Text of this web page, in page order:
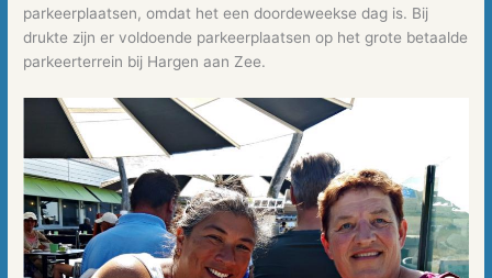
parkeerplaatsen, omdat het een doordeweekse dag is. Bij
drukte zijn er voldoende parkeerplaatsen op het grote betaalde
parkeerterrein bij Hargen aan Zee.